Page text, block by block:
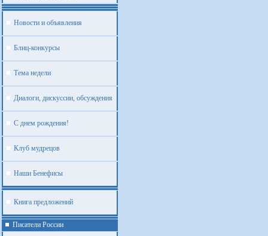
Новости и объявления
Блиц-конкурсы
Тема недели
Диалоги, дискуссии, обсуждения
С днем рождения!
Клуб мудрецов
Наши Бенефисы
Книга предложений
Писатели России